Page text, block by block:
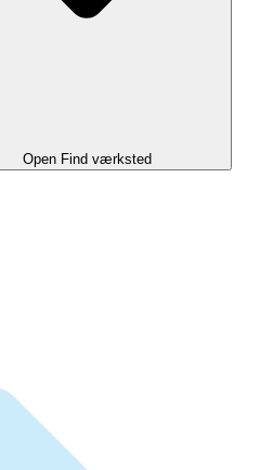
Open Find værksted